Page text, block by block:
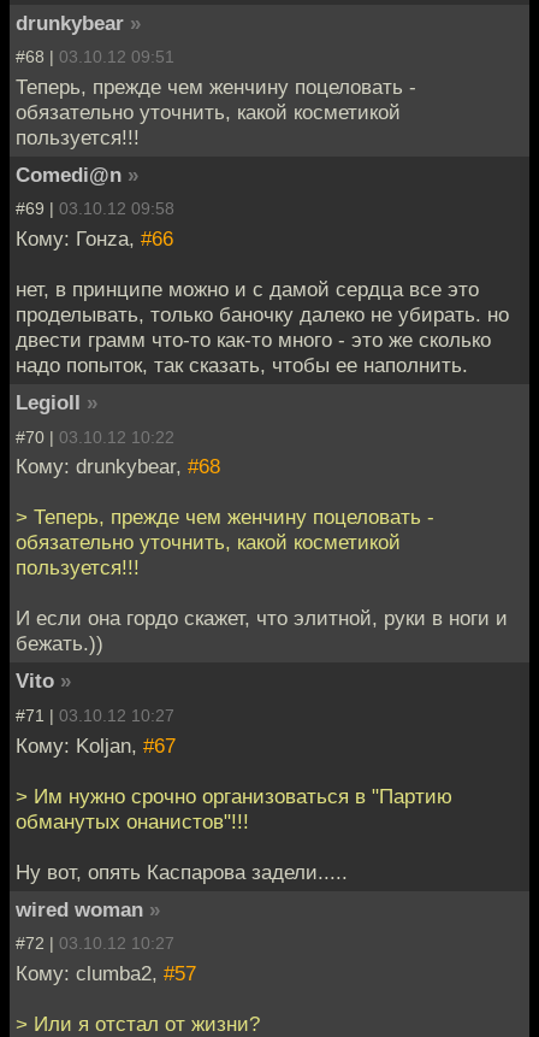
drunkybear »
#68 | 03.10.12 09:51
Теперь, прежде чем женчину поцеловать -
обязательно уточнить, какой косметикой
пользуется!!!
Comedi@n »
#69 | 03.10.12 09:58
Кому: Гонzа, #66
нет, в принципе можно и с дамой сердца все это
проделывать, только баночку далеко не убирать. но
двести грамм что-то как-то много - это же сколько
надо попыток, так сказать, чтобы ее наполнить.
LegioII »
#70 | 03.10.12 10:22
Кому: drunkybear, #68
> Теперь, прежде чем женчину поцеловать -
обязательно уточнить, какой косметикой
пользуется!!!
И если она гордо скажет, что элитной, руки в ноги и
бежать.))
Vito »
#71 | 03.10.12 10:27
Кому: Koljan, #67
> Им нужно срочно организоваться в "Партию
обманутых онанистов"!!!
Ну вот, опять Каспарова задели.....
wired woman »
#72 | 03.10.12 10:27
Кому: clumba2, #57
> Или я отстал от жизни?